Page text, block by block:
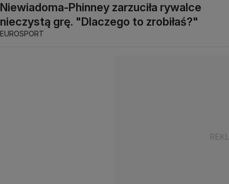
Niewiadoma-Phinney zarzuciła rywalce
nieczystą grę. "Dlaczego to zrobiłaś?"
EUROSPORT